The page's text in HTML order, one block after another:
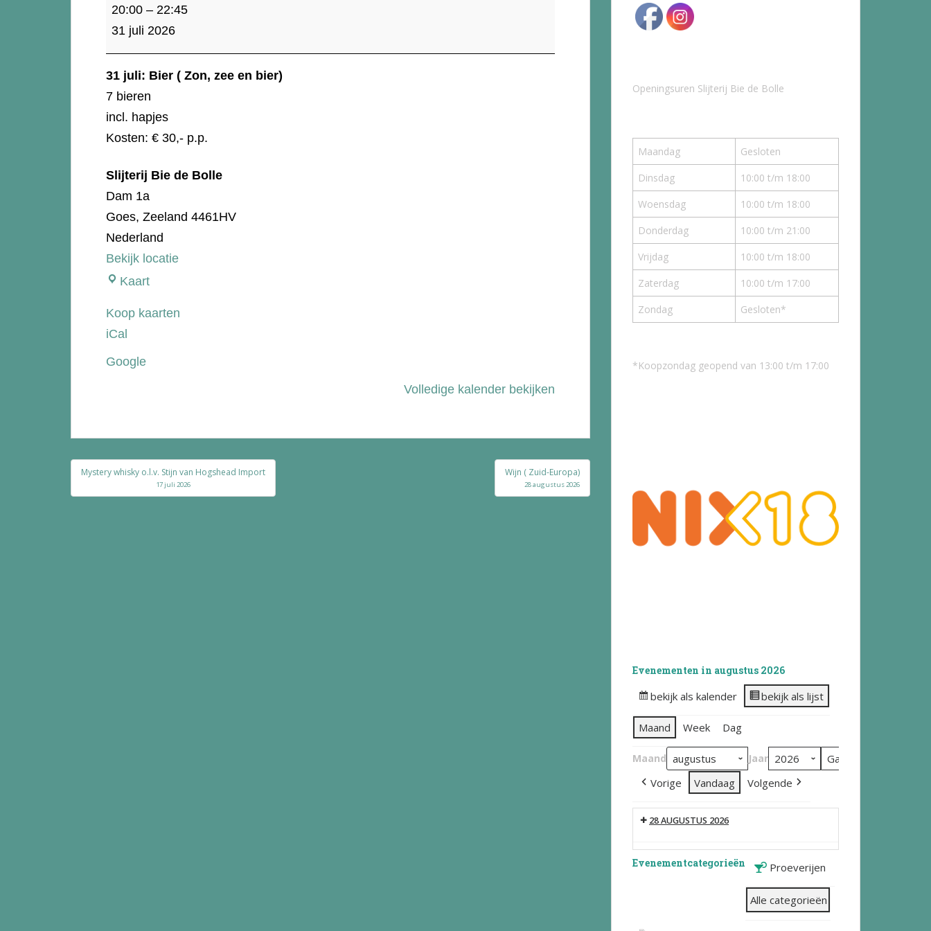
Bier
20:00 – 22:45
31 juli 2026
31 juli: Bier ( Zon, zee en bier)
7 bieren
incl. hapjes
Kosten: € 30,- p.p.
Slijterij Bie de Bolle
Dam 1a
Goes, Zeeland 4461HV
Nederland
Bekijk locatie
KaartSlijterij
de
Koop kaarten
iCal
Google
Volledige kalender bekijken
Bericht
Mystery whisky o.l.v. Stijn van Hogshead Import
17 juli 2026
Wijn ( Zuid-Europa)
28 augustus 2026
Openingsuren Slijterij Bie de Bolle
Maandag
Gesloten
Dinsdag
10:00 t/m 18:00
Woensdag
10:00 t/m 18:00
Donderdag
10:00 t/m 21:00
Vrijdag
10:00 t/m 18:00
Zaterdag
10:00 t/m 17:00
Zondag
Gesloten*
*Koopzondag geopend van 13:00 t/m 17:00
Evenementen in augustus 2026
bekijk als kalender bekijk als lijst
Maand Week Dag
Maand Jaar
Vorige Vandaag Volgende
28 AUGUSTUS 2026
Evenementcategorieën Proeverijen
Alle categorieën